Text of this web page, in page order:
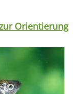
Orientierung